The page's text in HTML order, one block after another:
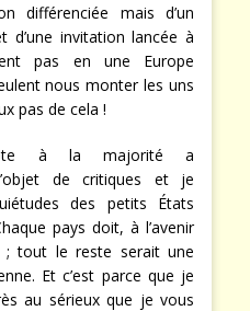
différenciée mais d’un
d’une invitation lancée à
pas en une Europe
nous monter les uns
pas de cela !
à la majorité a
de critiques et je
des petits États
pays doit, à l’avenir
; tout le reste serait une
Et c’est parce que je
au sérieux que je vous